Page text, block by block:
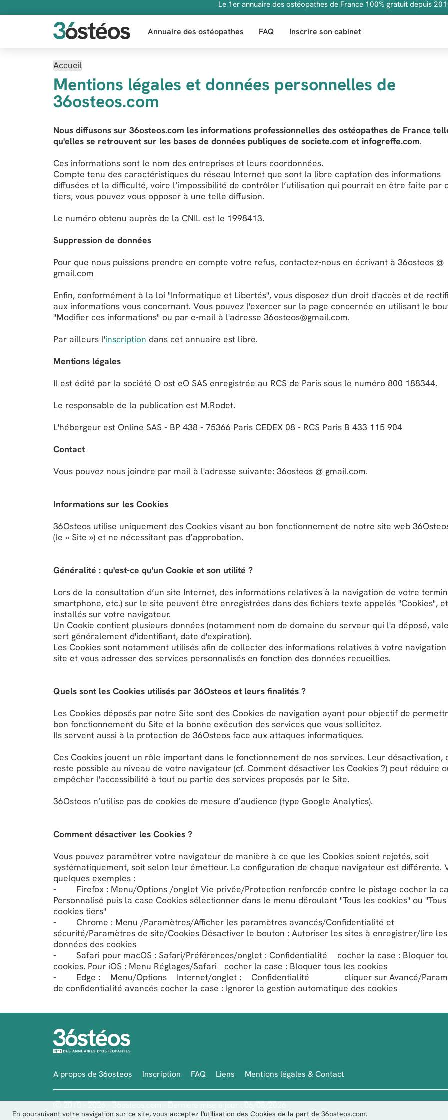
Le 1er annuaire des ostéopathes de France 100% gratuit depuis
Annuaire des ostéopathes FAQ Inscrire son cabinet
Accueil
Mentions légales et données personnelles de
36osteos.com
Nous diffusons sur 36osteos.com les informations professionnelles des ostéopathes de France
qu'elles se retrouvent sur les bases de données publiques de societe.com et infogreffe.com.
Ces informations sont le nom des entreprises et leurs coordonnées.
Compte tenu des caractéristiques du réseau Internet que sont la libre captation des informations
diffusées et la difficulté, voire l’impossibilité de contrôler l’utilisation qui pourrait en être faite par
tiers, vous pouvez vous opposer à une telle diffusion.
Le numéro obtenu auprès de la CNIL est le 1998413.
Suppression de données
Pour que nous puissions prendre en compte votre refus, contactez-nous en écrivant à 36osteos @
gmail.com
Enfin, conformément à la loi "Informatique et Libertés", vous disposez d'un droit d'accès et de
aux informations vous concernant. Vous pouvez l'exercer sur la page concernée en utilisant le
"Modifier ces informations" ou par e-mail à l'adresse 36osteos@gmail.com.
Par ailleurs l'inscription dans cet annuaire est libre.
Mentions légales
Il est édité par la société O ost eO SAS enregistrée au RCS de Paris sous le numéro 800 188344.
Le responsable de la publication est M.Rodet.
L'hébergeur est Online SAS - BP 438 - 75366 Paris CEDEX 08 - RCS Paris B 433 115 904
Contact
Vous pouvez nous joindre par mail à l'adresse suivante: 36osteos @ gmail.com.
Informations sur les Cookies
36Osteos utilise uniquement des Cookies visant au bon fonctionnement de notre site web
(le « Site ») et ne nécessitant pas d’approbation.
Généralité : qu'est-ce qu'un Cookie et son utilité ?
Lors de la consultation d’un site Internet, des informations relatives à la navigation de votre
smartphone, etc.) sur le site peuvent être enregistrées dans des fichiers texte appelés "Cookies", et
installés sur votre navigateur.
Un Cookie contient plusieurs données (notamment nom de domaine du serveur qui l'a déposé,
sert généralement d'identifiant, date d'expiration).
Les Cookies sont notamment utilisés afin de collecter des informations relatives à votre
site et vous adresser des services personnalisés en fonction des données recueillies.
Quels sont les Cookies utilisés par 36Osteos et leurs finalités ?
Les Cookies déposés par notre Site sont des Cookies de navigation ayant pour objectif de
bon fonctionnement du Site et la bonne exécution des services que vous sollicitez.
Ils servent aussi à la protection de 36Osteos face aux attaques informatiques.
Ces Cookies jouent un rôle important dans le fonctionnement de nos services. Leur désactivation,
reste possible au niveau de votre navigateur (cf. Comment désactiver les Cookies ?) peut réduire
empêcher l'accessibilité à tout ou partie des services proposés par le Site.
36Osteos n’utilise pas de cookies de mesure d’audience (type Google Analytics).
Comment désactiver les Cookies ?
Vous pouvez paramétrer votre navigateur de manière à ce que les Cookies soient rejetés, soit
systématiquement, soit selon leur émetteur. La configuration de chaque navigateur est différente.
quelques exemples :
- Firefox : Menu/Options /onglet Vie privée/Protection renforcée contre le pistage cocher la
Personnalisé puis la case Cookies sélectionner dans le menu déroulant "Tous les cookies" ou
cookies tiers"
- Chrome : Menu /Paramètres/Afficher les paramètres avancés/Confidentialité et
sécurité/Paramètres de site/Cookies Désactiver le bouton : Autoriser les sites à enregistrer/lire les
données des cookies
- Safari pour macOS : Safari/Préférences/onglet : Confidentialité cocher la case : Bloquer
cookies. Pour iOS : Menu Réglages/Safari cocher la case : Bloquer tous les cookies
- Edge : Menu/Options Internet/onglet : Confidentialité cliquer sur Avancé/
de confidentialité avancés cocher la case : Ignorer la gestion automatique des cookies
En poursuivant votre navigation sur ce site, vous acceptez l'utilisation des Cookies de la part de 36osteos.com.
A propos de 36osteos Inscription FAQ Liens Mentions légales & Contact